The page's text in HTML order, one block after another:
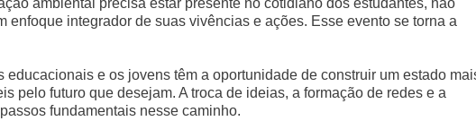
ambiental precisa estar presente no cotidiano dos estudantes, não
enfoque integrador de suas vivências e ações. Esse evento se torna a
educacionais e os jovens têm a oportunidade de construir um estado
pelo futuro que desejam. A troca de ideias, a formação de redes e a
fundamentais nesse caminho.